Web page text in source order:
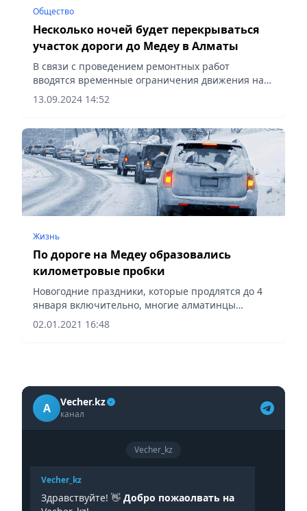
Общество
Несколько ночей будет перекрываться
участок дороги до Медеу в Алматы
В связи с проведением ремонтных работ
вводятся временные ограничения движения на
улице Керей-Жанибек хандары,
сообщает Vecher.kz.
13.09.2024 14:52
Жизнь
По дороге на Медеу образовались
километровые пробки
Новогодние праздники, которые продлятся до 4
января включительно, многие алматинцы
решили провести на Медеу.
02.01.2021 16:48
A Vecher.kz
канал
Vecher_kz
Vecher_kz
Здравствуйте! 👋 Добро пожаолвать на